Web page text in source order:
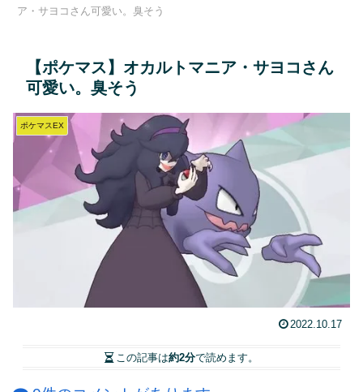
ア・サヨコさん可愛い。臭そう
【ポケマス】オカルトマニア・サヨコさん
可愛い。臭そう
ポケマスEX
2022.10.17
この記事は約2分で読めます。